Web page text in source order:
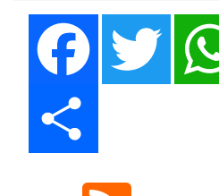
korowód, m.in.: Estrada
Twitter